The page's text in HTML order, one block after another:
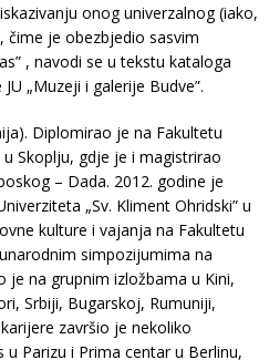
onog univerzalnog (iako,
je obezbjedio sasvim
, navodi se u tekstu kataloga
„Muzeji i galerije Budve”.
Diplomirao je na Fakultetu
u Skoplju, gdje je i magistrirao
– Dada. 2012. godine je
„Sv. Kliment Ohridski” u
kulture i vajanja na Fakultetu
simpozijumima na
na grupnim izložbama u Kini,
Srbiji, Bugarskoj, Rumuniji,
završio je nekoliko
Parizu i Prima centar u Berlinu,